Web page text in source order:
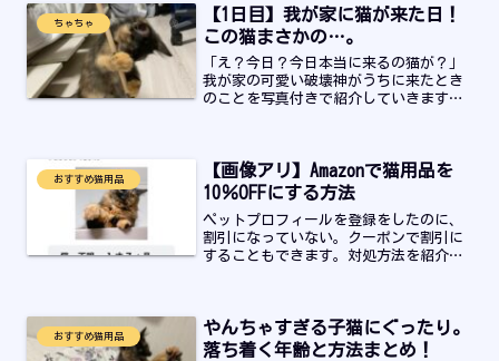
ちゃちゃ
【1日目】我が家に猫が来た日！
この猫まさかの…。
「え？今日？今日本当に来るの猫が？」
我が家の可愛い破壊神がうちに来たとき
のことを写真付きで紹介していきます。
ションの契約をした足で...
おすすめ猫用品
【画像アリ】Amazonで猫用品を
10％OFFにする方法
ペットプロフィールを登録をしたのに、
割引になっていない。クーポンで割引に
することもできます。対処方法を紹介し
おすすめ猫用品
やんちゃすぎる子猫にぐったり。
落ち着く年齢と方法まとめ！